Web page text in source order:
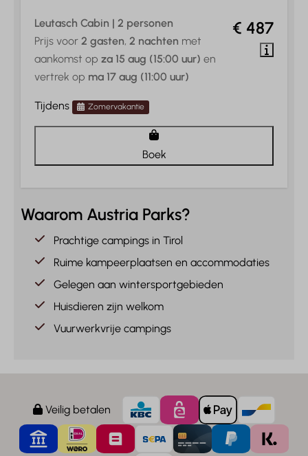
€ 487
Leutasch Cabin | 2 personen
Prijs voor 2 gasten, 2 nachten met
aankomst op za 15 aug (15:00 uur) en
vertrek op ma 17 aug (11:00 uur)
Tijdens Zomervakantie
Boek
Waarom Austria Parks?
Prachtige campings in Tirol
Ruime kampeerplaatsen en accommodaties
Gelegen aan wintersportgebieden
Huisdieren zijn welkom
Vuurwerkvrije campings
Veilig betalen